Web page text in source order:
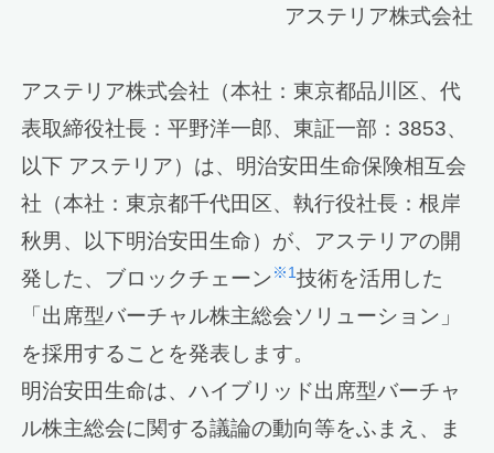
アステリア株式会社
アステリア株式会社（本社：東京都品川区、代
表取締役社長：平野洋一郎、東証一部：3853、
以下 アステリア）は、明治安田生命保険相互会
社（本社：東京都千代田区、執行役社長：根岸
秋男、以下明治安田生命）が、アステリアの開
発した、ブロックチェーン※1技術を活用した
「出席型バーチャル株主総会ソリューション」
を採用することを発表します。
明治安田生命は、ハイブリッド出席型バーチャ
ル株主総会に関する議論の動向等をふまえ、ま